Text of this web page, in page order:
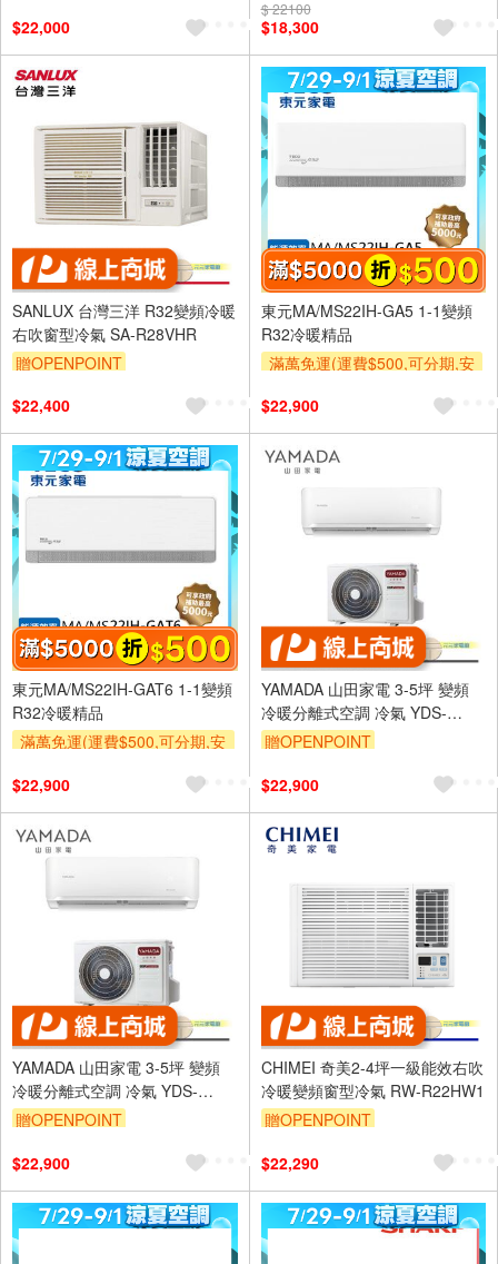
及使用6期以上分期0利率,需付
基本安裝運費)
滿額折$500
$22,000
$ 22100
$18,300
SANLUX 台灣三洋 R32變頻冷暖
右吹窗型冷氣 SA-R28VHR
贈OPENPOINT
$22,400
東元MA/MS22IH-GA5 1-1變頻
R32冷暖精品
滿萬免運(運費$500,可分期,安
及使用6期以上分期0利率,需付
基本安裝運費)
滿額折$500
$22,900
東元MA/MS22IH-GAT6 1-1變頻
R32冷暖精品
滿萬免運(運費$500,可分期,安
及使用6期以上分期0利率,需付
基本安裝運費)
滿額折$500
$22,900
YAMADA 山田家電 3-5坪 變頻
冷暖分離式空調 冷氣 YDS-
FN28H/YDC-FN28H
贈OPENPOINT
$22,900
YAMADA 山田家電 3-5坪 變頻
冷暖分離式空調 冷氣 YDS-
FN28AH/YDC-FN28AH
贈OPENPOINT
$22,900
CHIMEI 奇美2-4坪一級能效右吹
冷暖變頻窗型冷氣 RW-R22HW1
贈OPENPOINT
$22,290